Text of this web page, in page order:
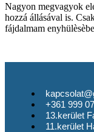
Nagyon megvagyok
hozzá állásával is.
fájdalmam
+361 999
13.kerület
11.kerület